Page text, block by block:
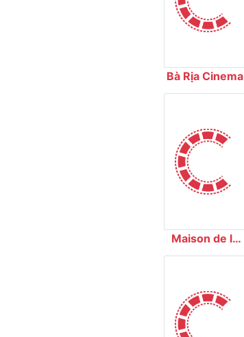
Bà Rịa Cinema
Maison de la
Francophonie